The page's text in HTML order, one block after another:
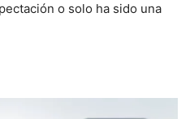
o solo ha sido una